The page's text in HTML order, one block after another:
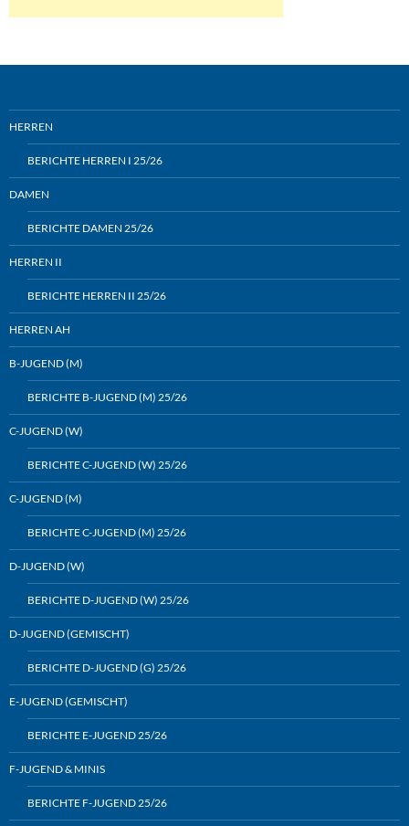
HERREN
BERICHTE HERREN I 25/26
DAMEN
BERICHTE DAMEN 25/26
HERREN II
BERICHTE HERREN II 25/26
HERREN AH
B-JUGEND (M)
BERICHTE B-JUGEND (M) 25/26
C-JUGEND (W)
BERICHTE C-JUGEND (W) 25/26
C-JUGEND (M)
BERICHTE C-JUGEND (M) 25/26
D-JUGEND (W)
BERICHTE D-JUGEND (W) 25/26
D-JUGEND (GEMISCHT)
BERICHTE D-JUGEND (G) 25/26
E-JUGEND (GEMISCHT)
BERICHTE E-JUGEND 25/26
F-JUGEND & MINIS
BERICHTE F-JUGEND 25/26